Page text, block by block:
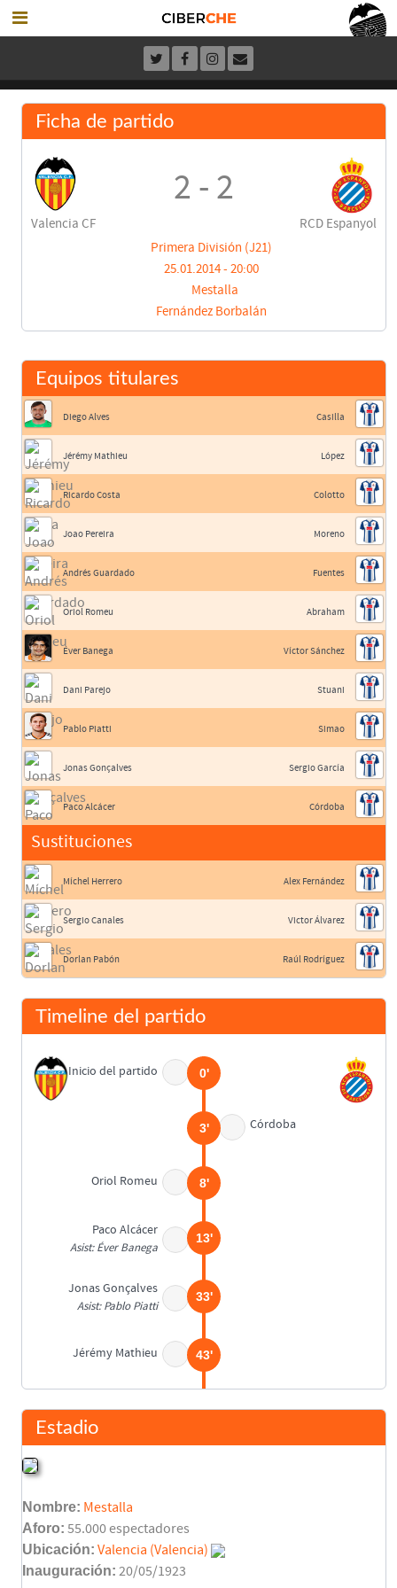
Ficha de partido
Valencia CF
2 - 2
RCD Espanyol
Primera División (J21)
25.01.2014 - 20:00
Mestalla
Fernández Borbalán
Equipos titulares
Diego Alves
Jérémy Mathieu
Ricardo Costa
Joao Pereira
Andrés Guardado
Oriol Romeu
Éver Banega
Dani Parejo
Pablo Piatti
Jonas Gonçalves
Paco Alcácer
Sustituciones
Míchel Herrero
Sergio Canales
Dorlan Pabón
Casilla
López
Colotto
Moreno
Fuentes
Abraham
Víctor Sánchez
Stuani
Simao
Sergio García
Córdoba
Alex Fernández
Victor Álvarez
Raúl Rodríguez
Timeline del partido
Inicio del partido 0'
Córdoba
3'
Oriol Romeu 8'
Paco Alcácer
Asist: Éver Banega
13'
Jonas Gonçalves
Asist: Pablo Piatti
33'
Jérémy Mathieu 43'
Descanso 45'
Míchel Herrero
Estadio
Nombre: Mestalla
Aforo: 55.000 espectadores
Ubicación: Valencia (Valencia)
Inauguración: 20/05/1923